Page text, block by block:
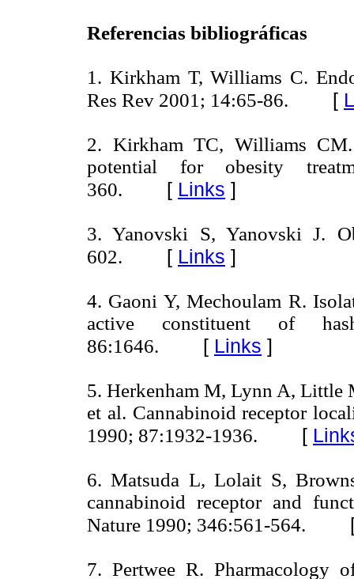
Referencias bibliográficas
1. Kirkham T, Williams C.
Res Rev 2001; 14:65-86. [
2. Kirkham TC, Williams CM.
potential for obesity
360. [ Links ]
3. Yanovski S, Yanovski J.
602. [ Links ]
4. Gaoni Y, Mechoulam R.
active constituent of
86:1646. [ Links ]
5. Herkenham M, Lynn A, Little
et al. Cannabinoid receptor
1990; 87:1932-1936. [
6. Matsuda L, Lolait S,
cannabinoid receptor and
Nature 1990; 346:561-564.
7. Pertwee R. Pharmacology